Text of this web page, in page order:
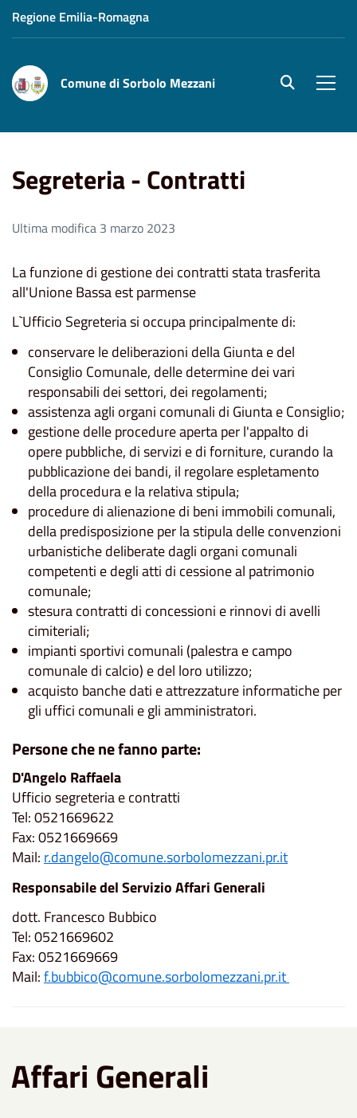
Regione Emilia-Romagna
Comune di Sorbolo Mezzani site.searc
Segreteria - Contratti
Ultima modifica 3 marzo 2023
La funzione di gestione dei contratti stata trasferita
all'Unione Bassa est parmense
L`Ufficio Segreteria si occupa principalmente di:
conservare le deliberazioni della Giunta e del
Consiglio Comunale, delle determine dei vari
responsabili dei settori, dei regolamenti;
assistenza agli organi comunali di Giunta e Consiglio;
gestione delle procedure aperta per l'appalto di
opere pubbliche, di servizi e di forniture, curando la
pubblicazione dei bandi, il regolare espletamento
della procedura e la relativa stipula;
procedure di alienazione di beni immobili comunali,
della predisposizione per la stipula delle convenzioni
urbanistiche deliberate dagli organi comunali
competenti e degli atti di cessione al patrimonio
comunale;
stesura contratti di concessioni e rinnovi di avelli
cimiteriali;
impianti sportivi comunali (palestra e campo
comunale di calcio) e del loro utilizzo;
acquisto banche dati e attrezzature informatiche per
gli uffici comunali e gli amministratori.
Persone che ne fanno parte:
D'Angelo Raffaela
Ufficio segreteria e contratti
Tel: 0521669622
Fax: 0521669669
Mail: r.dangelo@comune.sorbolomezzani.pr.it
Responsabile del Servizio Affari Generali
dott. Francesco Bubbico
Tel: 0521669602
Fax: 0521669669
Mail:f.bubbico@comune.sorbolomezzani.pr.it
Affari Generali